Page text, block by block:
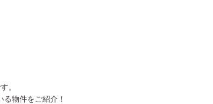
。
る物件をご紹介！